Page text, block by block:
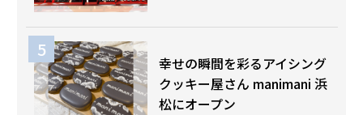
幸せの瞬間を彩るアイシング
クッキー屋さん manimani 浜
松にオープン